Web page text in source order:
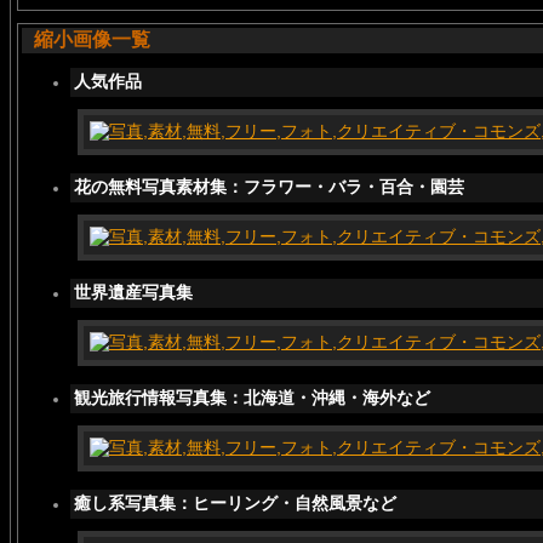
縮小画像一覧
人気作品
花の無料写真素材集：フラワー・バラ・百合・園芸
世界遺産写真集
観光旅行情報写真集：北海道・沖縄・海外など
癒し系写真集：ヒーリング・自然風景など